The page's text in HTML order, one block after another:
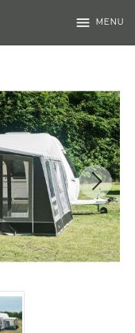
menu MENU